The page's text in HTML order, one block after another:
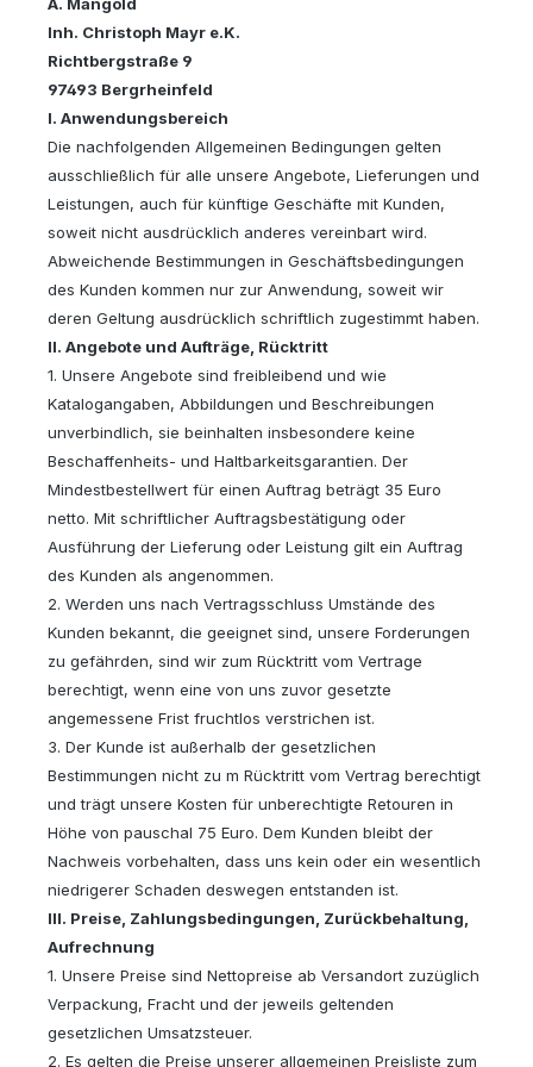
Inh. Christoph Mayr e.K.
Richtbergstraße 9
97493 Bergrheinfeld
I. Anwendungsbereich
Die nachfolgenden Allgemeinen Bedingungen gelten
ausschließlich für alle unsere Angebote, Lieferungen und
Leistungen, auch für künftige Geschäfte mit Kunden,
soweit nicht ausdrücklich anderes vereinbart wird.
Abweichende Bestimmungen in Geschäftsbedingungen
des Kunden kommen nur zur Anwendung, soweit wir
deren Geltung ausdrücklich schriftlich zugestimmt haben.
II. Angebote und Aufträge, Rücktritt
1. Unsere Angebote sind freibleibend und wie
Katalogangaben, Abbildungen und Beschreibungen
unverbindlich, sie beinhalten insbesondere keine
Beschaffenheits- und Haltbarkeitsgarantien. Der
Mindestbestellwert für einen Auftrag beträgt 35 Euro
netto. Mit schriftlicher Auftragsbestätigung oder
Ausführung der Lieferung oder Leistung gilt ein Auftrag
des Kunden als angenommen.
2. Werden uns nach Vertragsschluss Umstände des
Kunden bekannt, die geeignet sind, unsere Forderungen
zu gefährden, sind wir zum Rücktritt vom Vertrage
berechtigt, wenn eine von uns zuvor gesetzte
angemessene Frist fruchtlos verstrichen ist.
3. Der Kunde ist außerhalb der gesetzlichen
Bestimmungen nicht zu m Rücktritt vom Vertrag berechtigt
und trägt unsere Kosten für unberechtigte Retouren in
Höhe von pauschal 75 Euro. Dem Kunden bleibt der
Nachweis vorbehalten, dass uns kein oder ein wesentlich
niedrigerer Schaden deswegen entstanden ist.
III. Preise, Zahlungsbedingungen, Zurückbehaltung,
Aufrechnung
1. Unsere Preise sind Nettopreise ab Versandort zuzüglich
Verpackung, Fracht und der jeweils geltenden
gesetzlichen Umsatzsteuer.
2. Es gelten die Preise unserer allgemeinen Preisliste zum